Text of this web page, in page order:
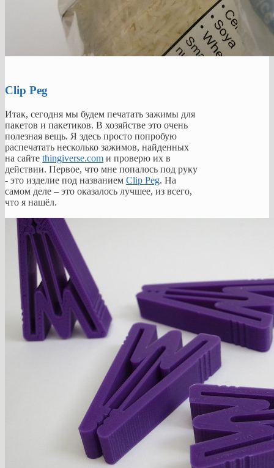
Clip Peg
Итак, сегодня мы будем печатать зажимы для
пакетов и пакетиков. В хозяйстве это очень
полезная вещь. Я здесь просто попробую
распечатать несколько зажимов, найденных
на сайте thingiverse.com и проверю их в
действии. Первое, что мне попалось под руку
- это изделие под названием Clip Peg. На
самом деле – это оказалось лучшее, из всего,
что я нашёл.